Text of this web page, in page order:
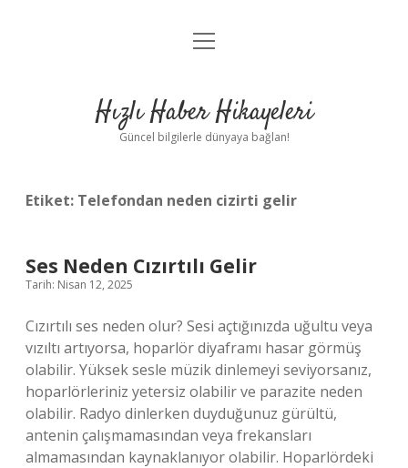
Anasayfa
Yasal Uyarı
menüyü
Hızlı Haber Hikayeleri
Güncel bilgilerle dünyaya bağlan!
Etiket: Telefondan neden cizirti gelir
Ses Neden Cızırtılı Gelir
Tarih: Nisan 12, 2025
Cızırtılı ses neden olur? Sesi açtığınızda uğultu veya
vızıltı artıyorsa, hoparlör diyaframı hasar görmüş
olabilir. Yüksek sesle müzik dinlemeyi seviyorsanız,
hoparlörleriniz yetersiz olabilir ve parazite neden
olabilir. Radyo dinlerken duyduğunuz gürültü,
antenin çalışmamasından veya frekansları
almamasından kaynaklanıyor olabilir. Hoparlördeki